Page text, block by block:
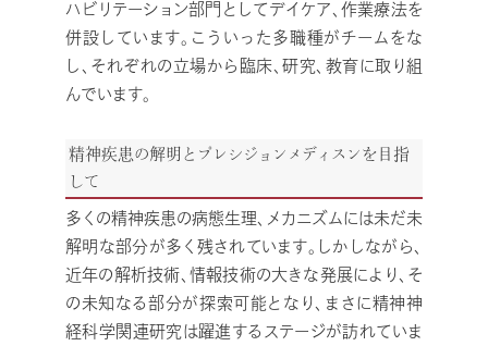
ハビリテーション部門としてデイケア、作業療法を
併設しています。こういった多職種がチームをな
し、それぞれの立場から臨床、研究、教育に取り組
んでいます。
精神疾患の解明とプレシジョンメディスンを目指
して
多くの精神疾患の病態生理、メカニズムには未だ未
解明な部分が多く残されています。しかしながら、
近年の解析技術、情報技術の大きな発展により、そ
の未知なる部分が探索可能となり、まさに精神神
経科学関連研究は躍進するステージが訪れていま